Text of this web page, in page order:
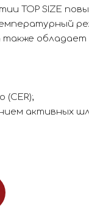
TOP SIZE
также
(CER);
активных